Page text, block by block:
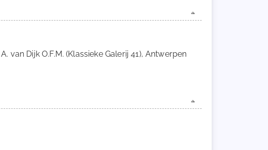
Dijk O.F.M. (Klassieke Galerij 41), Antwerpen